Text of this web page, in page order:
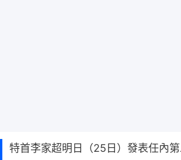
特首李家超明日（25日）發表任內第